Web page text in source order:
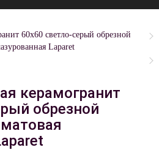
60x60 светло-серый обрезной
Laparet
керамогранит
обрезной